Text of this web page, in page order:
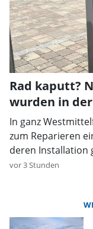
Rad kaputt?
wurden in
In ganz
zum Reparieren
deren Installation
vor 3 Stunden